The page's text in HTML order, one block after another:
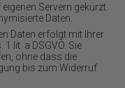
Servern gekürzt.
Daten.
Daten erfolgt mit Ihrer
lit. a DSGVO. Sie
ohne dass die
bis zum Widerruf